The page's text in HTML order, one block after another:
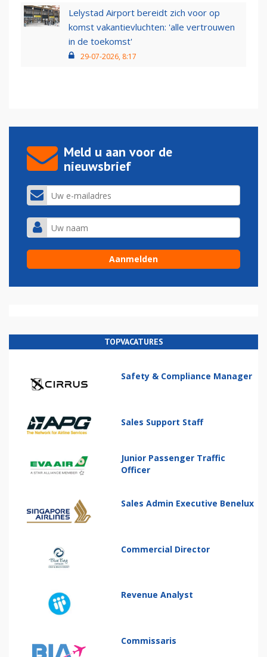
Lelystad Airport bereidt zich voor op
komst vakantievluchten: 'alle vertrouwen
in de toekomst'
29-07-2026, 8:17
Meld u aan voor de
nieuwsbrief
TOPVACATURES
Safety & Compliance Manager
Sales Support Staff
Junior Passenger Traffic
Officer
Sales Admin Executive Benelux
Commercial Director
Revenue Analyst
Commissaris